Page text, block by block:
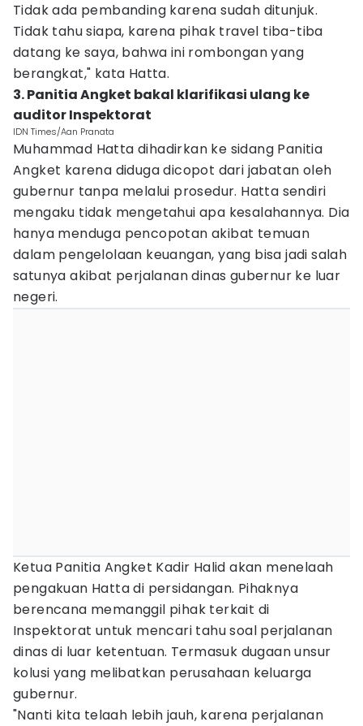
Tidak ada pembanding karena sudah ditunjuk.
Tidak tahu siapa, karena pihak travel tiba-tiba
datang ke saya, bahwa ini rombongan yang
berangkat," kata Hatta.
3. Panitia Angket bakal klarifikasi ulang ke
auditor Inspektorat
IDN Times/Aan Pranata
Muhammad Hatta dihadirkan ke sidang Panitia
Angket karena diduga dicopot dari jabatan oleh
gubernur tanpa melalui prosedur. Hatta sendiri
mengaku tidak mengetahui apa kesalahannya. Dia
hanya menduga pencopotan akibat temuan
dalam pengelolaan keuangan, yang bisa jadi salah
satunya akibat perjalanan dinas gubernur ke luar
negeri.
Ketua Panitia Angket Kadir Halid akan menelaah
pengakuan Hatta di persidangan. Pihaknya
berencana memanggil pihak terkait di
Inspektorat untuk mencari tahu soal perjalanan
dinas di luar ketentuan. Termasuk dugaan unsur
kolusi yang melibatkan perusahaan keluarga
gubernur.
"Nanti kita telaah lebih jauh, karena perjalanan